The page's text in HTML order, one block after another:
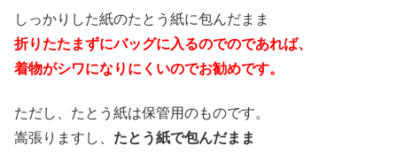
しっかりした紙のたとう紙に包んだまま
折りたたまずにバッグに入るのでのであれば、
着物がシワになりにくいのでお勧めです。
ただし、たとう紙は保管用のものです。
嵩張りますし、 たとう紙で包んだまま